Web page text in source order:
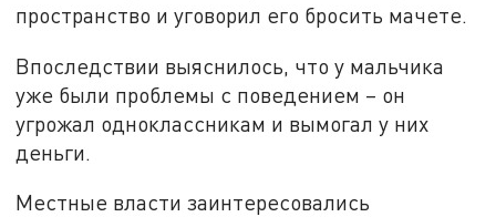
пространство и уговорил его бросить мачете.
Впоследствии выяснилось, что у мальчика
уже были проблемы с поведением – он
угрожал одноклассникам и вымогал у них
деньги.
Местные власти заинтересовались